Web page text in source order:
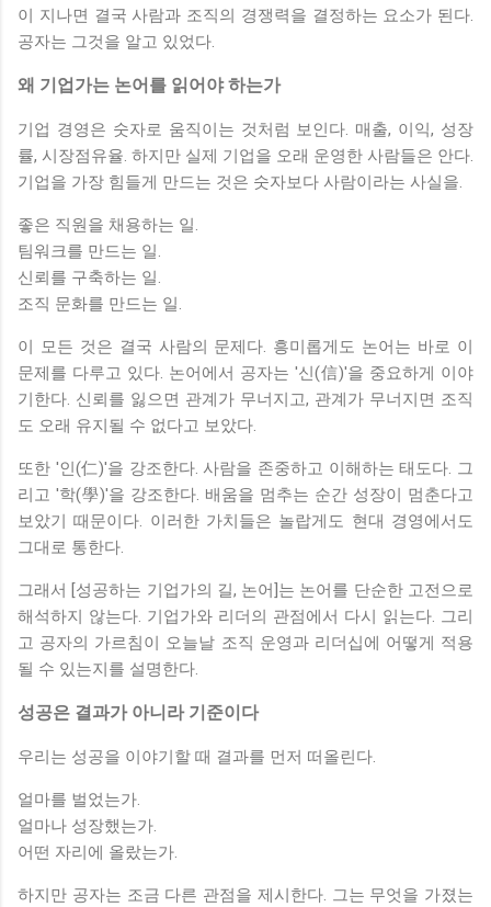
이 지나면 결국 사람과 조직의 경쟁력을 결정하는 요소가 된다.
공자는 그것을 알고 있었다.
왜 기업가는 논어를 읽어야 하는가
기업 경영은 숫자로 움직이는 것처럼 보인다. 매출, 이익, 성장
률, 시장점유율. 하지만 실제 기업을 오래 운영한 사람들은 안다.
기업을 가장 힘들게 만드는 것은 숫자보다 사람이라는 사실을.
좋은 직원을 채용하는 일.
팀워크를 만드는 일.
신뢰를 구축하는 일.
조직 문화를 만드는 일.
이 모든 것은 결국 사람의 문제다. 흥미롭게도 논어는 바로 이
문제를 다루고 있다. 논어에서 공자는 '신(信)'을 중요하게 이야
기한다. 신뢰를 잃으면 관계가 무너지고, 관계가 무너지면 조직
도 오래 유지될 수 없다고 보았다.
또한 '인(仁)'을 강조한다. 사람을 존중하고 이해하는 태도다. 그
리고 '학(學)'을 강조한다. 배움을 멈추는 순간 성장이 멈춘다고
보았기 때문이다. 이러한 가치들은 놀랍게도 현대 경영에서도
그대로 통한다.
그래서 [성공하는 기업가의 길, 논어]는 논어를 단순한 고전으로
해석하지 않는다. 기업가와 리더의 관점에서 다시 읽는다. 그리
고 공자의 가르침이 오늘날 조직 운영과 리더십에 어떻게 적용
될 수 있는지를 설명한다.
성공은 결과가 아니라 기준이다
우리는 성공을 이야기할 때 결과를 먼저 떠올린다.
얼마를 벌었는가.
얼마나 성장했는가.
어떤 자리에 올랐는가.
하지만 공자는 조금 다른 관점을 제시한다. 그는 무엇을 가졌는